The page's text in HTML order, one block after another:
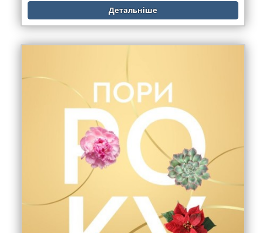
Детальніше